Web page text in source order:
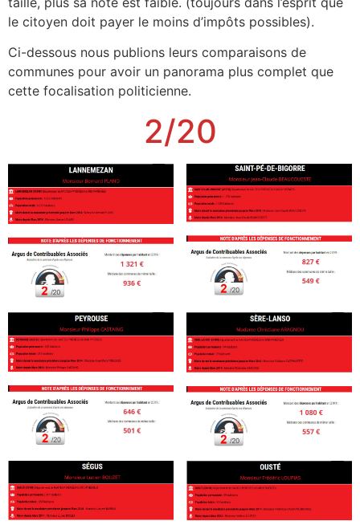
le citoyen doit payer le moins d’impôts possibles).
Ci-dessous nous publions leurs comparaisons de
communes pour avoir un panorama plus complet que
cette focalisation politicienne.
2/20